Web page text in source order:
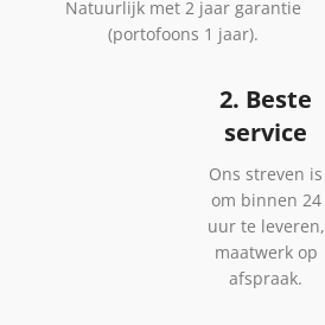
Natuurlijk met 2 jaar garantie
(portofoons 1 jaar).
2. Beste
service
Ons streven is
om binnen 24
uur te leveren,
maatwerk op
afspraak.